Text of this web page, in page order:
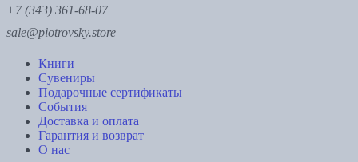
+7 (343) 361-68-07
sale@piotrovsky.store
Книги
Сувениры
Подарочные сертификаты
События
Доставка и оплата
Гарантия и возврат
О нас